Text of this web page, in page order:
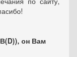
он Вам